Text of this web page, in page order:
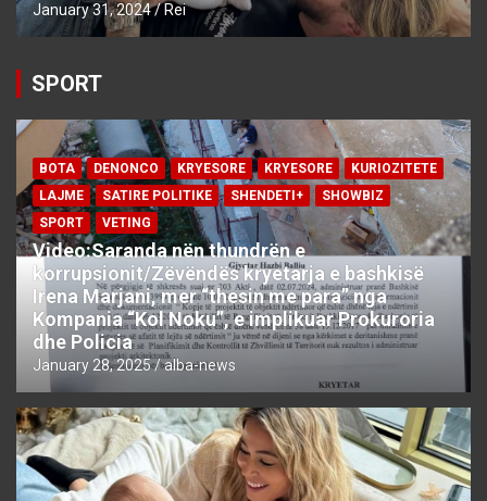
January 31, 2024 Rei
SPORT
BOTA DENONCO KRYESORE KRYESORE
KURIOZITETE
LAJME
SATIRE POLITIKE SHENDETI+
SHOWBIZ
SPORT
VETING
Video:Saranda nën thundrën e
korrupsionit/Zëvëndës kryetarja e bashkisë
Irena Marjani, mer “thesin me para” nga
Kompania “Kol Noku”, e implikuar Prokuroria
dhe Policia
January 28, 2025 alba-news